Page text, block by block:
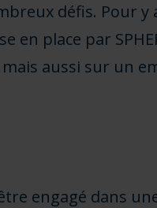
défis. Pour
place par
aussi sur un
engagé dans